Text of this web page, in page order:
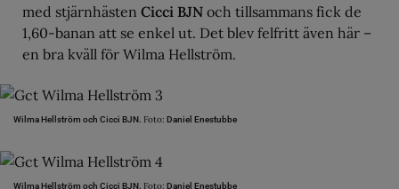
med stjärnhästen Cicci BJN och tillsammans fick de
1,60-banan att se enkel ut. Det blev felfritt även här –
en bra kväll för Wilma Hellström.
Wilma Hellström och Cicci BJN. Foto: Daniel Enestubbe
Wilma Hellström och Cicci BJN. Foto: Daniel Enestubbe